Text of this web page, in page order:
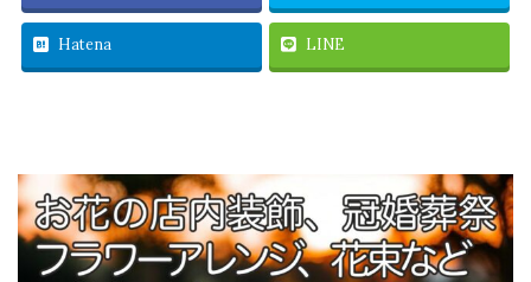
Hatena LINE